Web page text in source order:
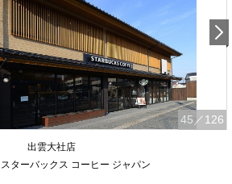
45 ／126
出雲大社店
ターバックス コーヒー ジャパン